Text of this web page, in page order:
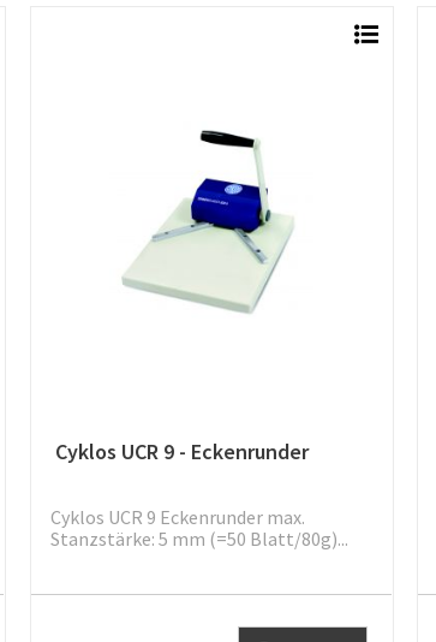
Cyklos UCR 9 - Eckenrunder
Cyklos UCR 9 Eckenrunder max.
Stanzstärke: 5 mm (=50 Blatt/80g)...